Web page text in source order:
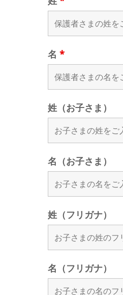
名 *
姓（お子さま）
名（お子さま）
姓（フリガナ）
名（フリガナ）